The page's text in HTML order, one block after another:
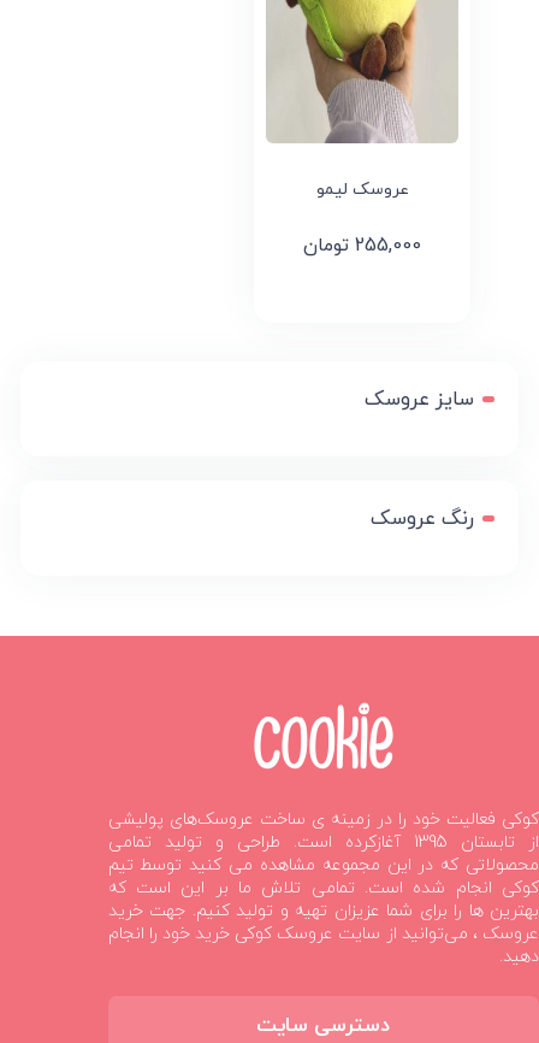
عروسک لیمو
255,000 تومان
سایز عروسک
رنگ عروسک
کوکی فعالیت خود را در زمینه ی ساخت عروسک‌های پولیشی
از تابستان 1395 آغازکرده است. طراحی و تولید تمامی
محصولاتی که در این مجموعه مشاهده می کنید توسط تیم
کوکی انجام شده است. تمامی تلاش ما بر این است که
بهترین ها را برای شما عزیزان تهیه و تولید کنیم. جهت خرید
عروسک ، می‌توانید از سایت عروسک کوکی خرید خود را انجام
دهید.
دسترسی سایت